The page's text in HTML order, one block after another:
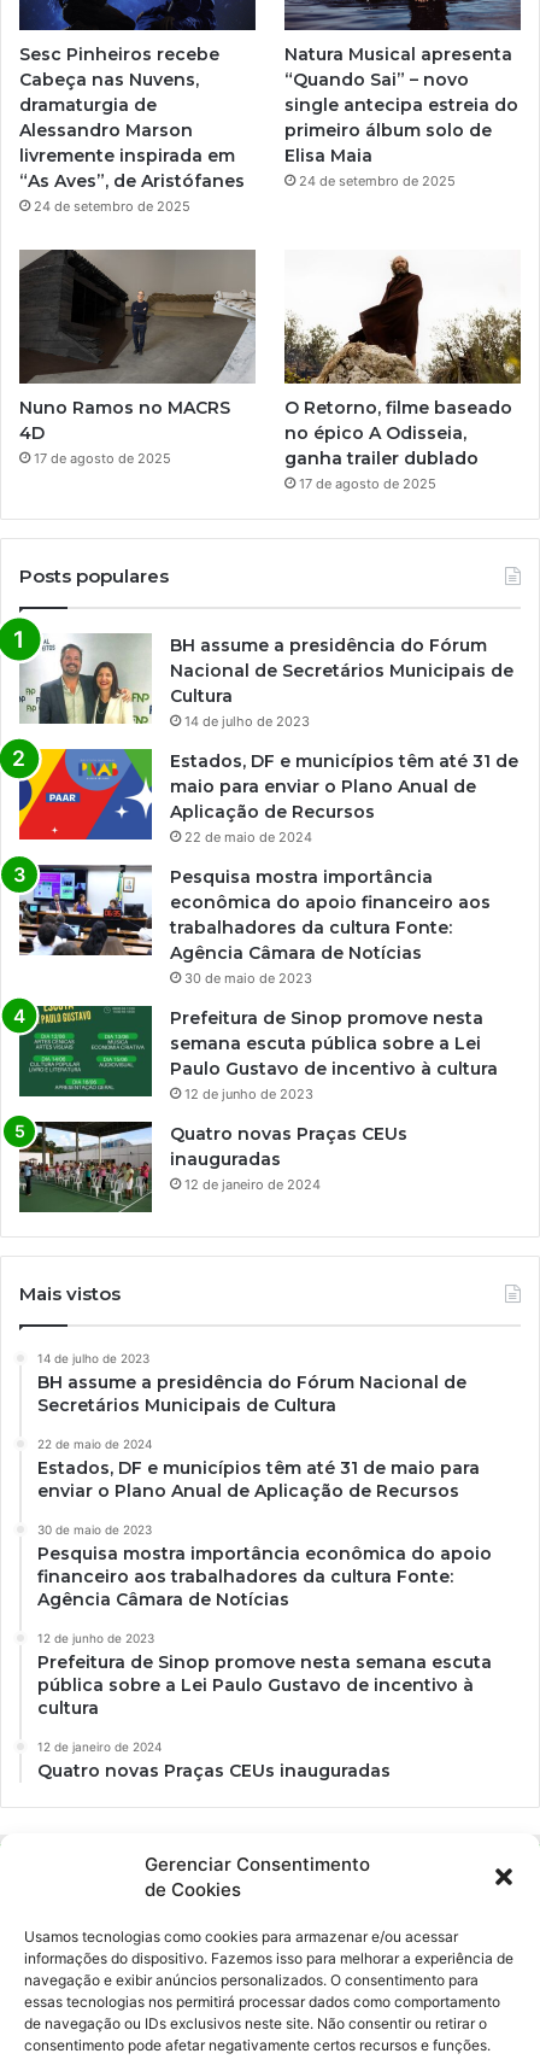
Gerenciar Consentimento
de Cookies
Usamos tecnologias como cookies para armazenar e/ou acessar
informações do dispositivo. Fazemos isso para melhorar a experiência de
navegação e exibir anúncios personalizados. O consentimento para
essas tecnologias nos permitirá processar dados como comportamento
de navegação ou IDs exclusivos neste site. Não consentir ou retirar o
consentimento pode afetar negativamente certos recursos e funções.
e
r
a
m
Sesc Pinheiros recebe
Cabeça nas Nuvens,
dramaturgia de
Alessandro Marson
livremente inspirada em
“As Aves”, de Aristófanes
24 de setembro de 2025
Natura Musical apresenta
“Quando Sai” – novo
single antecipa estreia do
primeiro álbum solo de
Elisa Maia
24 de setembro de 2025
Nuno Ramos no MACRS
4D
17 de agosto de 2025
O Retorno, filme baseado
no épico A Odisseia,
ganha trailer dublado
17 de agosto de 2025
Posts populares
BH assume a presidência do Fórum
Nacional de Secretários Municipais de
Cultura
14 de julho de 2023
Estados, DF e municípios têm até 31 de
maio para enviar o Plano Anual de
Aplicação de Recursos
22 de maio de 2024
Pesquisa mostra importância
econômica do apoio financeiro aos
trabalhadores da cultura Fonte:
Agência Câmara de Notícias
30 de maio de 2023
Prefeitura de Sinop promove nesta
semana escuta pública sobre a Lei
Paulo Gustavo de incentivo à cultura
12 de junho de 2023
Quatro novas Praças CEUs
inauguradas
12 de janeiro de 2024
Mais vistos
14 de julho de 2023
BH assume a presidência do Fórum Nacional de
Secretários Municipais de Cultura
22 de maio de 2024
Estados, DF e municípios têm até 31 de maio para
enviar o Plano Anual de Aplicação de Recursos
30 de maio de 2023
Pesquisa mostra importância econômica do apoio
financeiro aos trabalhadores da cultura Fonte:
Agência Câmara de Notícias
12 de junho de 2023
Prefeitura de Sinop promove nesta semana escuta
pública sobre a Lei Paulo Gustavo de incentivo à
cultura
12 de janeiro de 2024
Quatro novas Praças CEUs inauguradas
Ockara é uma plataforma multicultural e criativa. Nossa proposta é
oferecer o máximo de ferramentas para realizadores e
gerenciadores de espaços criativos e culturais.